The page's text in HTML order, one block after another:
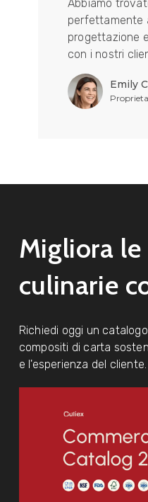
Abbiamo
perfettamente
progettazione
con i nostri
Emily
Migliora
culinarie
Richiedi oggi un
compositi di carta
e l'esperienza del cliente.